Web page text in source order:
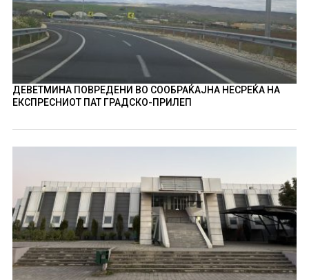
ДЕВЕТМИНА ПОВРЕДЕНИ ВО СООБРАЌАЈНА НЕСРЕЌА НА
ЕКСПРЕСНИОТ ПАТ ГРАДСКО-ПРИЛЕП